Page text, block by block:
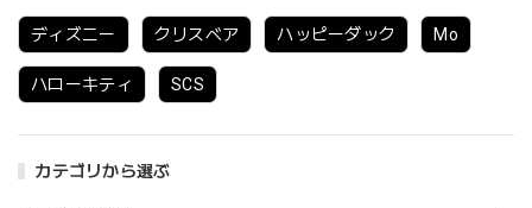
ディズニー クリスベア ハッピーダック Mo
ハローキティ SCS
カテゴリから選ぶ